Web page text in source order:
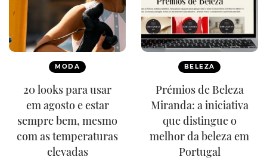
MODA
20 looks para usar
em agosto e estar
sempre bem, mesmo
com as temperaturas
elevadas
BELEZA
Prémios de Beleza
Miranda: a iniciativa
que distingue o
melhor da beleza em
Portugal